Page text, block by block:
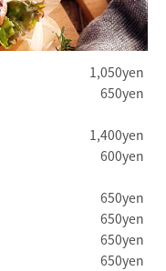
1,050yen
650yen
1,400yen
600yen
650yen
650yen
650yen
650yen